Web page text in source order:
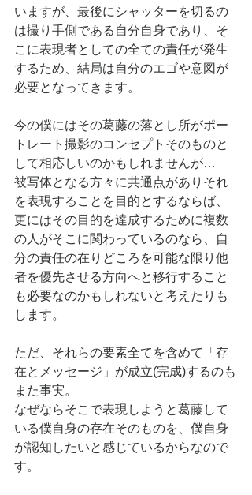
いますが、最後にシャッターを切るの
は撮り手側である自分自身であり、そ
こに表現者としての全ての責任が発生
するため、結局は自分のエゴや意図が
必要となってきます。
今の僕にはその葛藤の落とし所がポー
トレート撮影のコンセプトそのものと
して相応しいのかもしれませんが…
被写体となる方々に共通点がありそれ
を表現することを目的とするならば、
更にはその目的を達成するために複数
の人がそこに関わっているのなら、自
分の責任の在りどころを可能な限り他
者を優先させる方向へと移行すること
も必要なのかもしれないと考えたりも
します。
ただ、それらの要素全てを含めて「存
在とメッセージ」が成立(完成)するのも
また事実。
なぜならそこで表現しようと葛藤して
いる僕自身の存在そのものを、僕自身
が認知したいと感じているからなので
す。